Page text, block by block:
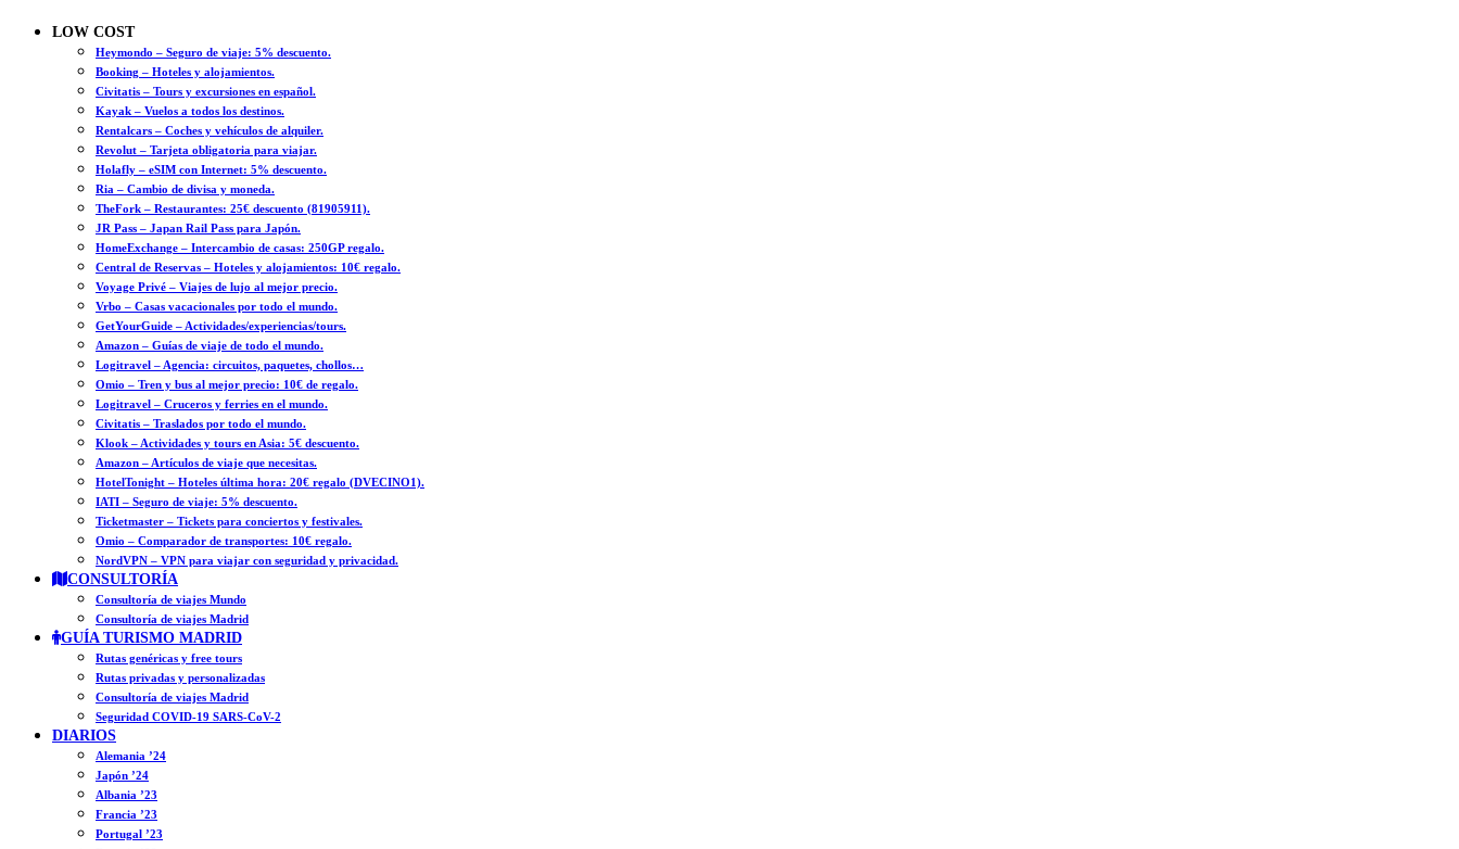
LOW COST
Heymondo – Seguro de viaje: 5% descuento.
Booking – Hoteles y alojamientos.
Civitatis – Tours y excursiones en español.
Kayak – Vuelos a todos los destinos.
Rentalcars – Coches y vehículos de alquiler.
Revolut – Tarjeta obligatoria para viajar.
Holafly – eSIM con Internet: 5% descuento.
Ria – Cambio de divisa y moneda.
TheFork – Restaurantes: 25€ descuento (81905911).
JR Pass – Japan Rail Pass para Japón.
HomeExchange – Intercambio de casas: 250GP regalo.
Central de Reservas – Hoteles y alojamientos: 10€ regalo.
Voyage Privé – Viajes de lujo al mejor precio.
Vrbo – Casas vacacionales por todo el mundo.
GetYourGuide – Actividades/experiencias/tours.
Amazon – Guías de viaje de todo el mundo.
Logitravel – Agencia: circuitos, paquetes, chollos…
Omio – Tren y bus al mejor precio: 10€ de regalo.
Logitravel – Cruceros y ferries en el mundo.
Civitatis – Traslados por todo el mundo.
Klook – Actividades y tours en Asia: 5€ descuento.
Amazon – Artículos de viaje que necesitas.
HotelTonight – Hoteles última hora: 20€ regalo (DVECINO1).
IATI – Seguro de viaje: 5% descuento.
Ticketmaster – Tickets para conciertos y festivales.
Omio – Comparador de transportes: 10€ regalo.
NordVPN – VPN para viajar con seguridad y privacidad.
CONSULTORÍA
Consultoría de viajes Mundo
Consultoría de viajes Madrid
GUÍA TURISMO MADRID
Rutas genéricas y free tours
Rutas privadas y personalizadas
Consultoría de viajes Madrid
Seguridad COVID-19 SARS-CoV-2
DIARIOS
Alemania ’24
Japón ’24
Albania ’23
Francia ’23
Portugal ’23